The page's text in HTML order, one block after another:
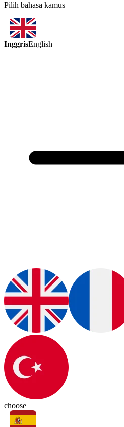
Pilih bahasa kamus
InggrisEnglish
choose